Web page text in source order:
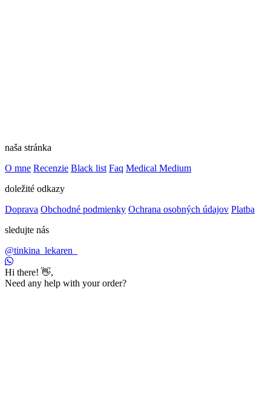
naša stránka
O mne Recenzie Black list Faq Medical Medium
doležité odkazy
Doprava Obchodné podmienky Ochrana osobných údajov Platba
sledujte nás
@tinkina_lekaren_
Hi there! 👋,
Need any help with your order?